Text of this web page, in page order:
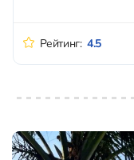
Рейтинг: 4.5